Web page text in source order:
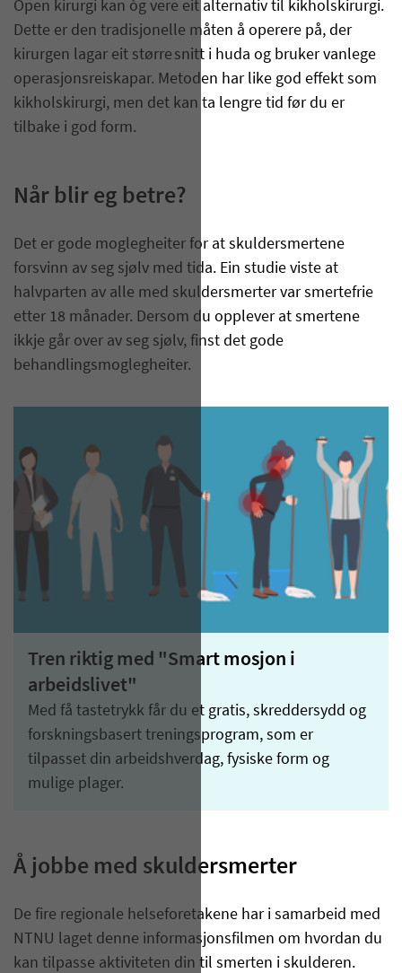
Open kirurgi kan òg vere eit alternativ til kikholskirurgi.
Dette er den tradisjonelle måten å operere på, der
kirurgen lagar eit større snitt i huda og bruker vanlege
operasjonsreiskapar. Metoden har like god effekt som
kikholskirurgi, men det kan ta lengre tid før du er
tilbake i god form.
Når blir eg betre?
Det er gode moglegheiter for at skuldersmertene
forsvinn av seg sjølv med tida. Ein studie viste at
halvparten av alle med skuldersmerter var smertefrie
etter 18 månader. Dersom du opplever at smertene
ikkje går over av seg sjølv, finst det gode
behandlingsmoglegheiter.
Tren riktig med "Smart mosjon i
arbeidslivet"
Med få tastetrykk får du et gratis, skreddersydd og
forskningsbasert treningsprogram, som er
tilpasset din arbeidshverdag, fysiske form og
mulige plager.
Å jobbe med skuldersmerter
De fire regionale helseforetakene har i samarbeid med
NTNU laget denne informasjonsfilmen om hvordan du
kan tilpasse aktiviteten din til smerten i skulderen.